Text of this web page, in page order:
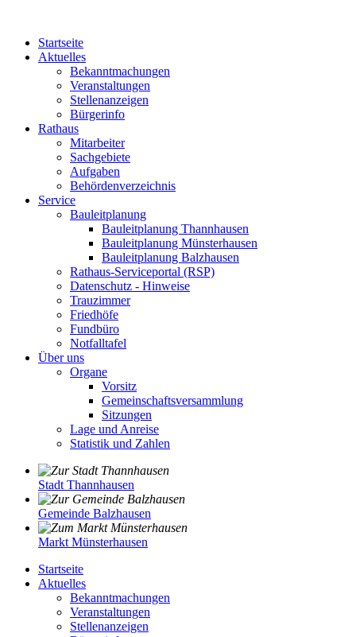
Startseite
Aktuelles
Bekanntmachungen
Veranstaltungen
Stellenanzeigen
Bürgerinfo
Rathaus
Mitarbeiter
Sachgebiete
Aufgaben
Behördenverzeichnis
Service
Bauleitplanung
Bauleitplanung Thannhausen
Bauleitplanung Münsterhausen
Bauleitplanung Balzhausen
Rathaus-Serviceportal (RSP)
Datenschutz - Hinweise
Trauzimmer
Friedhöfe
Fundbüro
Notfalltafel
Über uns
Organe
Vorsitz
Gemeinschaftsversammlung
Sitzungen
Lage und Anreise
Statistik und Zahlen
Stadt Thannhausen
Gemeinde Balzhausen
Markt Münsterhausen
Startseite
Aktuelles
Bekanntmachungen
Veranstaltungen
Stellenanzeigen